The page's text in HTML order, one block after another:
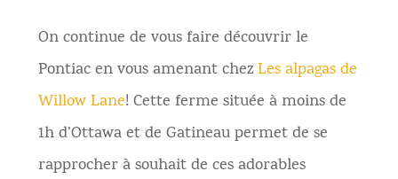
On continue de vous faire découvrir le
Pontiac en vous amenant chezLes alpagas de
Willow Lane! Cette ferme située à moins de
1h d’Ottawa et de Gatineau permet de se
rapprocher à souhait de ces adorables